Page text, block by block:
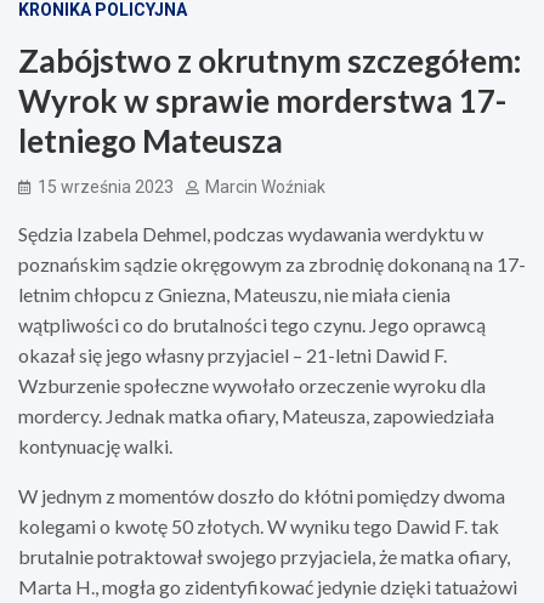
KRONIKA POLICYJNA
Zabójstwo z okrutnym szczegółem:
Wyrok w sprawie morderstwa 17-
letniego Mateusza
15 września 2023 Marcin Woźniak
Sędzia Izabela Dehmel, podczas wydawania werdyktu w
poznańskim sądzie okręgowym za zbrodnię dokonaną na 17-
letnim chłopcu z Gniezna, Mateuszu, nie miała cienia
wątpliwości co do brutalności tego czynu. Jego oprawcą
okazał się jego własny przyjaciel – 21-letni Dawid F.
Wzburzenie społeczne wywołało orzeczenie wyroku dla
mordercy. Jednak matka ofiary, Mateusza, zapowiedziała
kontynuację walki.
W jednym z momentów doszło do kłótni pomiędzy dwoma
kolegami o kwotę 50 złotych. W wyniku tego Dawid F. tak
brutalnie potraktował swojego przyjaciela, że matka ofiary,
Marta H., mogła go zidentyfikować jedynie dzięki tatuażowi